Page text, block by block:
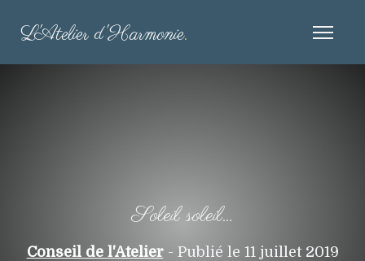
L'Atelier d'Harmonie.
Soleil soleil…
Conseil de l'Atelier- Publié le 11 juillet 2019